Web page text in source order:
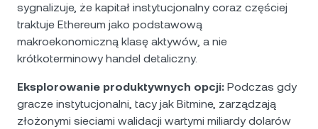
sygnalizuje, że kapitał instytucjonalny coraz częściej
traktuje Ethereum jako podstawową
makroekonomiczną klasę aktywów, a nie
krótkoterminowy handel detaliczny.
Eksplorowanie produktywnych opcji: Podczas gdy
gracze instytucjonalni, tacy jak Bitmine, zarządzają
złożonymi sieciami walidacji wartymi miliardy dolarów